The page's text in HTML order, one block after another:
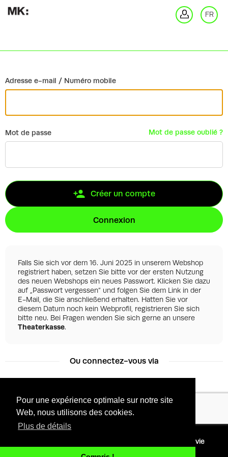
Pour une expérience optimale sur notre site
Web, nous utilisons des cookies.
Plus de détails
FR
Adresse e-mail / Numéro mobile
Mot de passe Mot de passe oublié ?
Créer un compte
Connexion
Falls Sie sich vor dem 16. Juni 2025 in unserem Webshop
registriert haben, setzen Sie bitte vor der ersten Nutzung
des neuen Webshops ein neues Passwort. Klicken Sie dazu
auf „Passwort vergessen“ und folgen Sie dem Link in der
E-Mail, die Sie anschließend erhalten. Hatten Sie vor
diesem Datum noch kein Webprofil, registrieren Sie sich
bitte neu. Bei Fragen wenden Sie sich gerne an unsere
Theaterkasse.
Ou connectez-vous via
Facebook
Tixly
Protection de la vie